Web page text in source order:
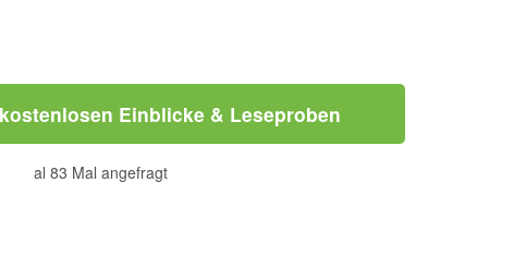
Einblicke & Leseproben
al 83 Mal angefragt